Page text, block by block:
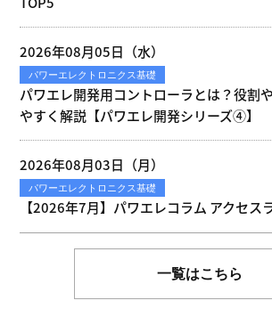
2026年08月05日（水）
パワーエレクトロニクス基礎
パワエレ開発用コントローラとは？役割
やすく解説【パワエレ開発シリーズ④】
2026年08月03日（月）
パワーエレクトロニクス基礎
【2026年7月】パワエレコラム アクセス
一覧はこちら